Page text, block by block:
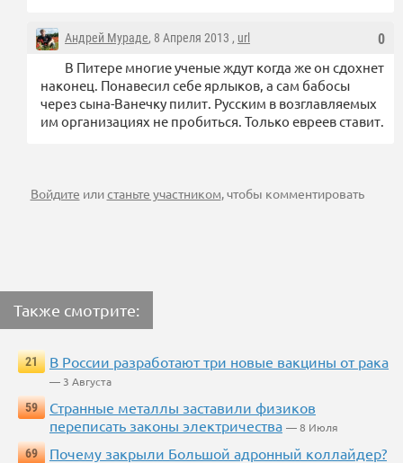
0
Андрей Мураде, 8 Апреля 2013 , url
В Питере многие ученые ждут когда же он сдохнет
наконец. Понавесил себе ярлыков, а сам бабосы
через сына-Ванечку пилит. Русским в возглавляемых
им организациях не пробиться. Только евреев ставит.
Войдите илистаньте участником, чтобы комментировать
Также смотрите:
21 В России разработают три новые вакцины от рака
— 3 Августа
59
Странные металлы заставили физиков
переписать законы электричества — 8 Июля
69
Почему закрыли Большой адронный коллайдер?